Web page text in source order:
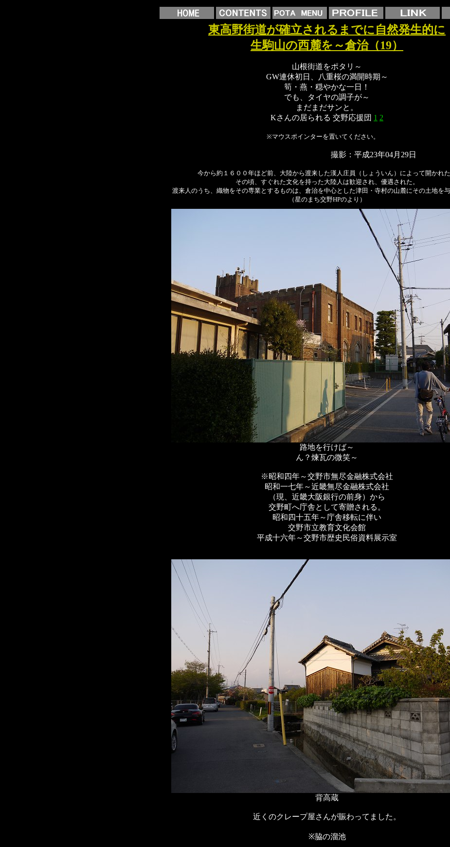
東高野街道が確立されるまでに自然発生的に
生駒山の西麓を～倉治（19）
山根街道をポタリ～
GW連休初日、八重桜の満開時期～
筍・燕・穏やかな一日！
でも、タイヤの調子が～
まだまだサンと。
Kさんの居られる 交野応援団 1 2
※マウスポインターを置いてください。
撮影：平成23年04月29日
今から約１６００年ほど前、大陸から渡来した漢人庄員（しょういん）によって開かれた
その頃、すぐれた文化を持った大陸人は歓迎され、優遇された。
渡来人のうち、織物をその専業とするものは、倉治を中心とした津田・寺村の山麓にその土地を与
（星のまち交野HPのより）
路地を行けば～
ん？煉瓦の微笑～
※昭和四年～交野市無尽金融株式会社
昭和一七年～近畿無尽金融株式会社
（現、近畿大阪銀行の前身）から
交野町へ庁舎として寄贈される。
昭和四十五年～庁舎移転に伴い
交野市立教育文化会館
平成十六年～交野市歴史民俗資料展示室
背高蔵
近くのクレープ屋さんが賑わってました。
※脇の溜池